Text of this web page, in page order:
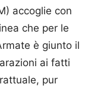
accoglie con
che per le
è giunto il
ai fatti
pur